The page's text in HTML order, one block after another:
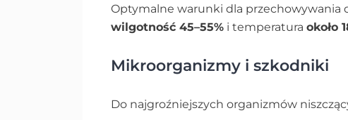
Optymalne warunki dla
wilgotność 45–55% i temperatura około
Mikroorganizmy i szkodniki
Do najgroźniejszych organizmów